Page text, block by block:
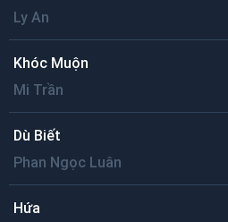
Ly An
Khóc Muộn
Mi Trần
Dù Biết
Phan Ngọc Luân
Hứa